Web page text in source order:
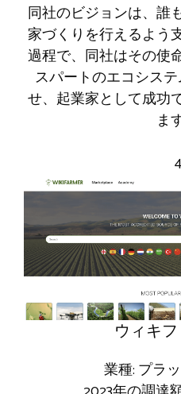
同社のビジョンは、誰
家づくりを行えるよう
過程で、同社はその使
スパートのエコシス
せ、起業家として成功
ま
4
ウィキ
業種: プラ